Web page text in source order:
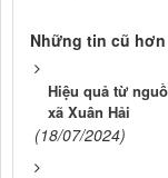
Những tin cũ hơn
Hiệu quả từ
xã Xuân Hải
(18/07/2024)